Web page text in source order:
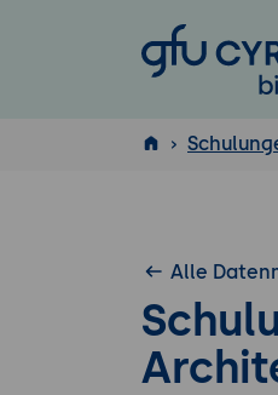
GFU Cyrus
Alle